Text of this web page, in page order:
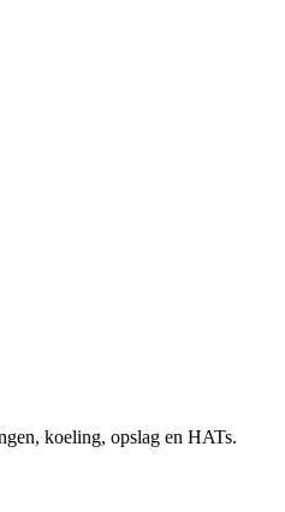
koeling, opslag en HATs.